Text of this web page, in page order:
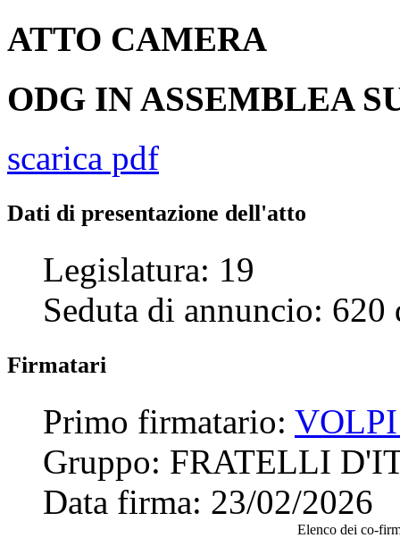
ATTO CAMERA
ODG IN ASSEMBLEA
scarica pdf
Dati di presentazione dell'atto
Legislatura: 19
Seduta di annuncio: 620
Firmatari
Primo firmatario:
Gruppo: FRATELLI
Data firma: 23/02/2026
Elenco dei co-